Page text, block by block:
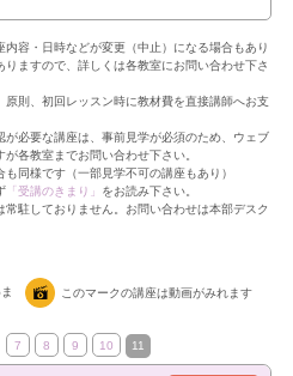
容・日時などが変更（中止）になる場合もあり
ますので、詳しくは各教室にお問い合わせ下さ
則、初回レッスン時に教材費を直接講師へお支
必要な講座は、事前見学が必須のため、ウェブ
各教室までお問い合わせ下さい。
同様です（一部見学不可の講座もあり）
「受講のきまり」 をお読み下さい。
駐しておりません。お問い合わせは本部デスク
このマークの講座は動画がみれます
7 8 9 10 11